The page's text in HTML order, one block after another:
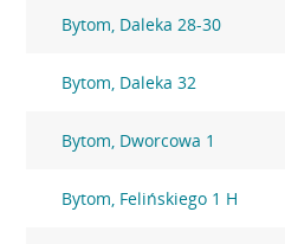
Bytom, Daleka 28-30
Bytom, Daleka 32
Bytom, Dworcowa 1
Bytom, Felińskiego 1 H